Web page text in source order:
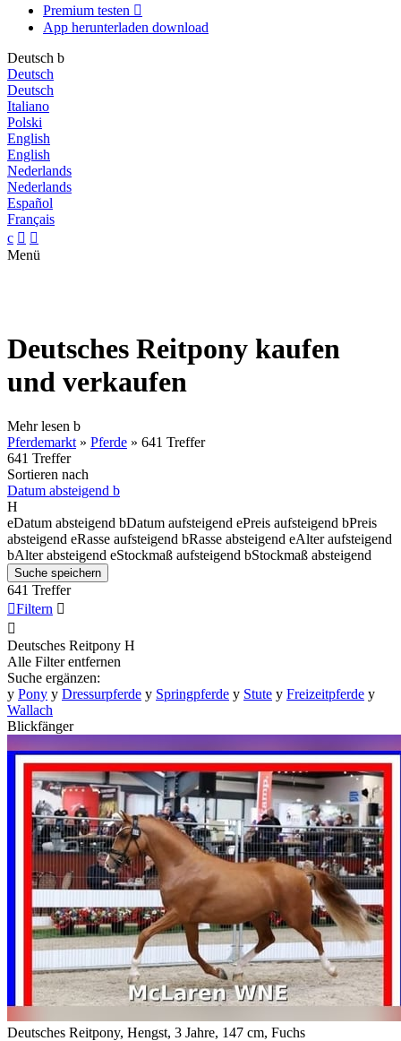
Premium testen 
App herunterladen download
Deutsch b
Deutsch
Deutsch
Italiano
Polski
English
English
Nederlands
Nederlands
Español
Français
c  
Menü
Deutsches Reitpony kaufen
und verkaufen
Mehr lesen b
Pferdemarkt » Pferde » 641 Treffer
641 Treffer
Sortieren nach
Datum absteigend b
H
eDatum absteigend bDatum aufsteigend ePreis aufsteigend bPreis
absteigend eRasse aufsteigend bRasse absteigend eAlter aufsteigend
bAlter absteigend eStockmaß aufsteigend bStockmaß absteigend
Suche speichern
641 Treffer
Filtern 

Deutsches Reitpony H
Alle Filter entfernen
Suche ergänzen:
y Pony y Dressurpferde y Springpferde y Stute y Freizeitpferde y
Wallach
Blickfänger
Deutsches Reitpony, Hengst, 3 Jahre, 147 cm, Fuchs